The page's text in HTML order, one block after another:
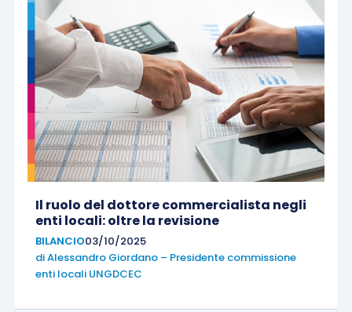
Il ruolo del dottore commercialista negli
enti locali: oltre la revisione
BILANCIO03/10/2025
diAlessandro Giordano – Presidente commissione
enti locali UNGDCEC